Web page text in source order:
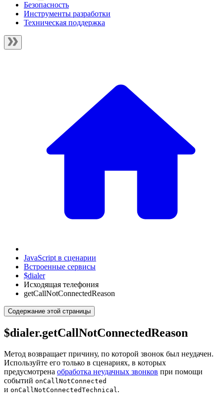
Безопасность
Инструменты разработки
Техническая поддержка
JavaScript в сценарии
Встроенные сервисы
$dialer
Исходящая телефония
getCallNotConnectedReason
Содержание этой страницы
$dialer.getCallNotConnectedReason
Метод возвращает причину, по которой звонок был неудачен.
Используйте его только в сценариях, в которых
предусмотрена обработка неудачных звонков при помощи
событий onCallNotConnected
и onCallNotConnectedTechnical .